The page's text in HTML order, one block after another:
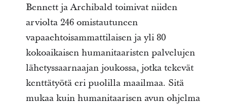
Bennett ja Archibald toimivat niiden
arviolta 246 omistautuneen
vapaaehtoisammattilaisen ja yli 80
kokoaikaisen humanitaaristen palvelujen
lähetyssaarnaajan joukossa, jotka tekevät
kenttätyötä eri puolilla maailmaa. Sitä
mukaa kuin humanitaarisen avun ohjelma